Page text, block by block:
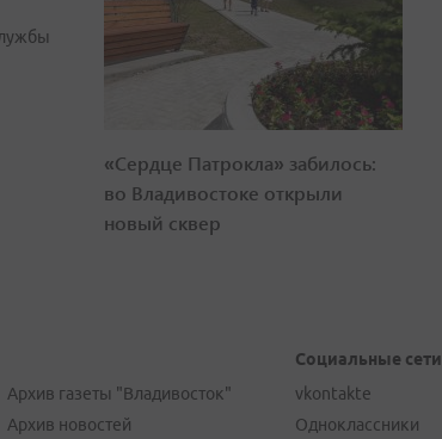
«Сердце Патрокла» забилось:
во Владивостоке открыли
новый сквер
Архив газеты "Владивосток"
Архив новостей
Социальные сети
vkontakte
Одноклассники